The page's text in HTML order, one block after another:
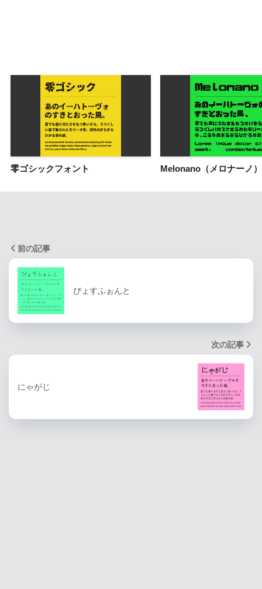
零ゴシックフォント Melonano（メロナーノ）
前の記事
ぴょすふぉんと
次の記事
にゃがじ